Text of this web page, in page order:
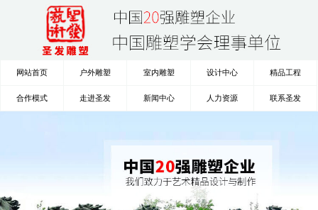
网站首页 户外雕塑 室内雕塑 设计中心 精品工程
合作模式 走进圣发 新闻中心 人力资源 联系圣发